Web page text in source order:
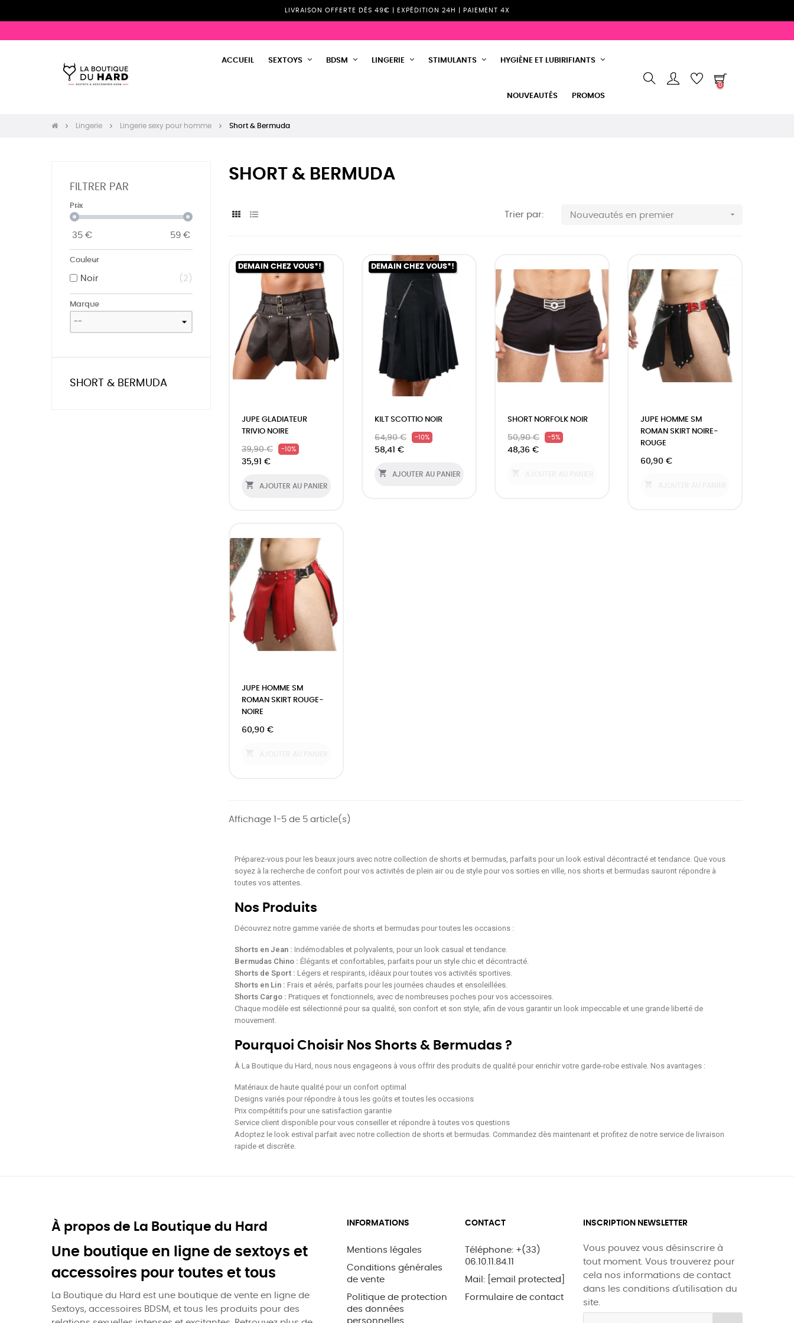
LIVRAISON OFFERTE DÈS 49€ | EXPÉDITION 24H | PAIEMENT 4X
ACCUEIL SEXTOYS BDSM LINGERIE STIMULANTS HYGIÈNE ET LUBIRIFIANTS
NOUVEAUTÉS PROMOS
0
Lingerie Lingerie sexy pour homme Short & Bermuda
FILTRER PAR
Prix
35 € 59 €
Couleur
Noir 2
Marque
SHORT & BERMUDA
SHORT & BERMUDA
Trier par: Nouveautés en premier 
DEMAIN CHEZ VOUS*!
JUPE GLADIATEUR
TRIVIO NOIRE
39,90 € -10%
35,91 €
 AJOUTER AU PANIER
DEMAIN CHEZ VOUS*!
KILT SCOTTIO NOIR
64,90 € -10%
58,41 €
 AJOUTER AU PANIER
SHORT NORFOLK NOIR
50,90 € -5%
48,36 €
JUPE HOMME SM
ROMAN SKIRT NOIRE-
ROUGE
60,90 €
JUPE HOMME SM
ROMAN SKIRT ROUGE-
NOIRE
60,90 €
Affichage 1-5 de 5 article(s)
Préparez-vous pour les beaux jours avec notre collection de shorts et bermudas, parfaits pour un look estival décontracté et tendance. Que vous
soyez à la recherche de confort pour vos activités de plein air ou de style pour vos sorties en ville, nos shorts et bermudas sauront répondre à
toutes vos attentes.
Nos Produits
Découvrez notre gamme variée de shorts et bermudas pour toutes les occasions :
Shorts en Jean : Indémodables et polyvalents, pour un look casual et tendance.
Bermudas Chino : Élégants et confortables, parfaits pour un style chic et décontracté.
Shorts de Sport : Légers et respirants, idéaux pour toutes vos activités sportives.
Shorts en Lin : Frais et aérés, parfaits pour les journées chaudes et ensoleillées.
Shorts Cargo : Pratiques et fonctionnels, avec de nombreuses poches pour vos accessoires.
Chaque modèle est sélectionné pour sa qualité, son confort et son style, afin de vous garantir un look impeccable et une grande liberté de
mouvement.
Pourquoi Choisir Nos Shorts & Bermudas ?
À La Boutique du Hard, nous nous engageons à vous offrir des produits de qualité pour enrichir votre garde-robe estivale. Nos avantages :
Matériaux de haute qualité pour un confort optimal
Designs variés pour répondre à tous les goûts et toutes les occasions
Prix compétitifs pour une satisfaction garantie
Service client disponible pour vous conseiller et répondre à toutes vos questions
Adoptez le look estival parfait avec notre collection de shorts et bermudas. Commandez dès maintenant et profitez de notre service de livraison
rapide et discrète.
À propos de La Boutique du Hard
Une boutique en ligne de sextoys et
accessoires pour toutes et tous
La Boutique du Hard est une boutique de vente en ligne de
Sextoys, accessoires BDSM, et tous les produits pour des
INFORMATIONS
Mentions légales
Conditions générales
de vente
Politique de protection
des données
personnelles
CONTACT
Téléphone: +(33)
06.10.11.84.11
Mail:
[email protected]
Formulaire de contact
INSCRIPTION NEWSLETTER
Vous pouvez vous désinscrire à
tout moment. Vous trouverez pour
cela nos informations de contact
dans les conditions d'utilisation du
site.